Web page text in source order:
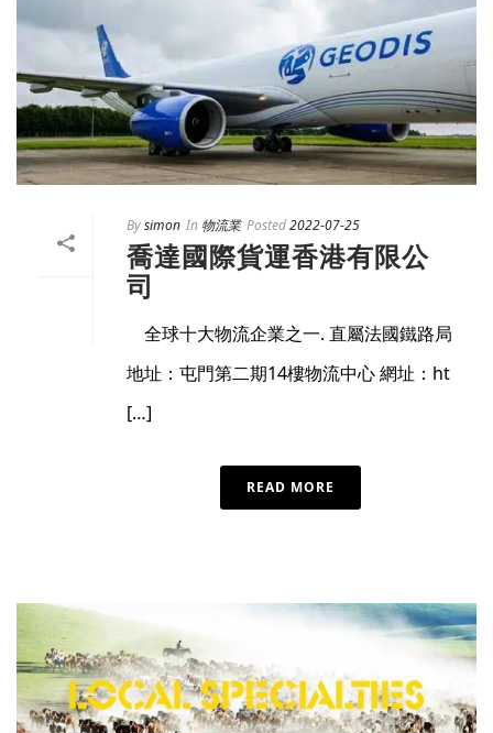
Bysimon In物流業 Posted2022-07-25
喬達國際貨運香港有限公
司
全球十大物流企業之一. 直屬法國鐵路局
地址：屯門第二期14樓物流中心 網址：ht
[…]
READ MORE